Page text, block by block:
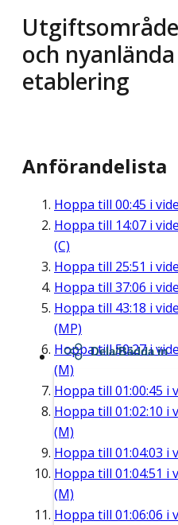
och
etablering
Anförandelista
Hoppa till 00:45 i
Hoppa till 14:07 i
(C)
Hoppa till 25:51 i
Hoppa till 37:06 i
Hoppa till 43:18 i
(MP)
Hoppa till50:27i
(M)
Hoppa till 01:00:45 i
Hoppa till 01:02:10 i
(M)
Hoppa till 01:04:03 i
Hoppa till 01:04:51 i
(M)
Hoppa till 01:06:06 i
Dela/Bädda in